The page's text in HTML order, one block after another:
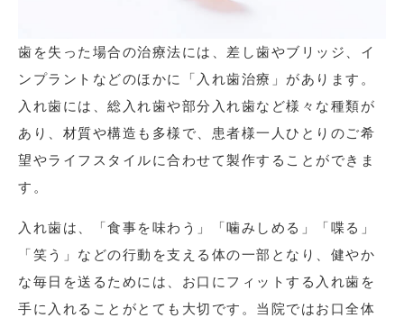
歯を失った場合の治療法には、差し歯やブリッジ、イ
ンプラントなどのほかに「入れ歯治療」があります。
入れ歯には、総入れ歯や部分入れ歯など様々な種類が
あり、材質や構造も多様で、患者様一人ひとりのご希
望やライフスタイルに合わせて製作することができま
す。
入れ歯は、「食事を味わう」「噛みしめる」「喋る」
「笑う」などの行動を支える体の一部となり、健やか
な毎日を送るためには、お口にフィットする入れ歯を
手に入れることがとても大切です。当院ではお口全体